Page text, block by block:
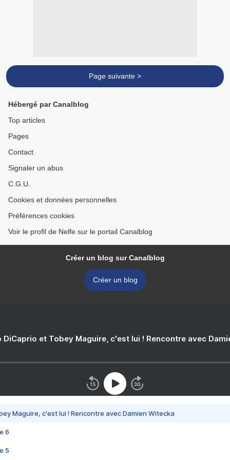
Page suivante >
Hébergé par Canalblog
Top articles
Pages
Contact
Signaler un abus
C.G.U.
Cookies et données personnelles
Préférences cookies
Voir le profil de Nelfe sur le portail Canalblog
Créer un blog sur Canalblog
Créer un blog
DiCaprio et Tobey Maguire, c'est lui ! Rencontre avec
Maguire, c'est lui ! Rencontre avec Damien Witecka
6
5